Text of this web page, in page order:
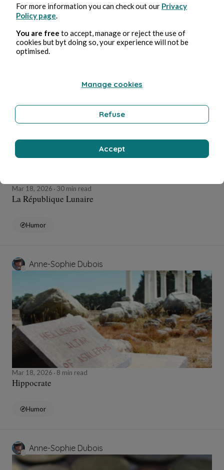
Mar 18, 20263 min read
La résignation n'est pas la bonne option
Politics
Anne-Sophie Dubois
Mar 18, 2026 30 min read
La République Lunaire
Humor
Anne-Sophie Dubois
Mar 18, 2026 8 min read
Hippocrate
Humor
Anne-Sophie Dubois
For more information you can check out our Privacy
Policy page.
You are free to accept, manage or reject the use of
cookies but byt doing so, your experience will not be
optimised.
Manage cookies
Refuse
Accept